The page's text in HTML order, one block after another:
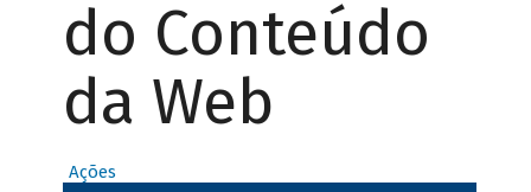
do Conteúdo
da Web
Ações